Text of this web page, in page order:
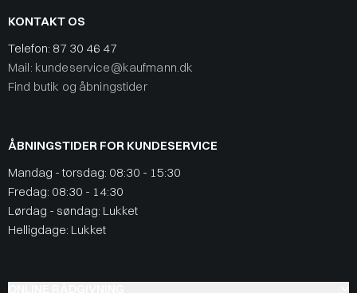
KONTAKT OS
Telefon: 87 30 46 47
Mail: kundeservice@kaufmann.dk
Find butik og åbningstider
ÅBNINGSTIDER FOR KUNDESERVICE
Mandag - torsdag: 08:30 - 15:30
Fredag: 08:30 - 14:30
Lørdag - søndag: Lukket
Helligdage: Lukket